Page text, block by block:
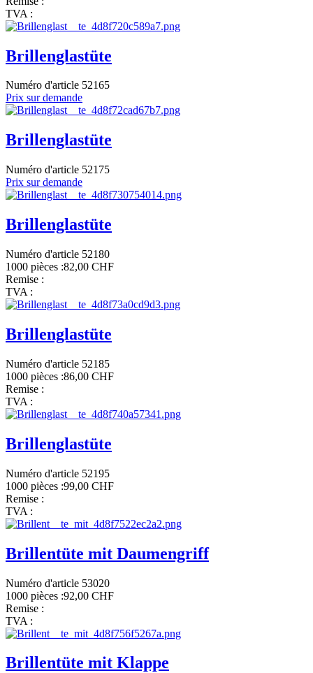
TVA :
Brillenglastüte
Numéro d'article 52165
Prix sur demande
Brillenglastüte
Numéro d'article 52175
Prix sur demande
Brillenglastüte
Numéro d'article 52180
1000 pièces :82,00 CHF
Remise :
TVA :
Brillenglastüte
Numéro d'article 52185
1000 pièces :86,00 CHF
Remise :
TVA :
Brillenglastüte
Numéro d'article 52195
1000 pièces :99,00 CHF
Remise :
TVA :
Brillentüte mit Daumengriff
Numéro d'article 53020
1000 pièces :92,00 CHF
Remise :
TVA :
Brillentüte mit Klappe